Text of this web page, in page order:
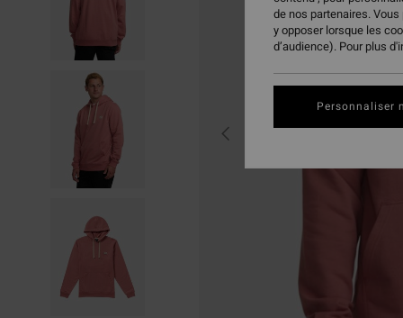
de nos partenaires.
y opposer lorsque les
d’audience). Pour plus
Personnaliser